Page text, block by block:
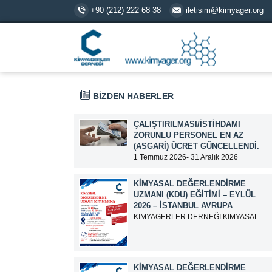
+90 (212) 222 68 38 iletisim@kimyager.org
BİZDEN HABERLER
ÇALIŞTIRILMASI/İSTIHDAMI
ZORUNLU PERSONEL EN AZ
(ASGARI) ÜCRET GÜNCELLENDI.
1 Temmuz 2026- 31 Aralık 2026
Çalıştırılması/İstihdamı Zorunlu Personel
unvanı ile tam zamanlı olarak çalışan
üyelerimizin asgari aylık net ücreti
95.500,00 TL (Doksan Beş Bin Beş Yüz
KIMYASAL DEĞERLENDIRME
UZMANI (KDU) EĞITIMI – EYLÜL
2026 – İSTANBUL AVRUPA
KİMYAGERLER DERNEĞİ KİMYASAL
KIMYASAL DEĞERLENDIRME